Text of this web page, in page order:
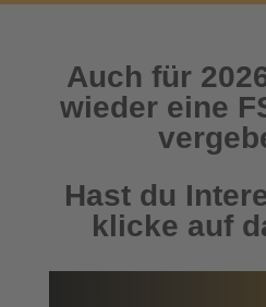
Auch für
wieder eine
Hast du
klicke auf